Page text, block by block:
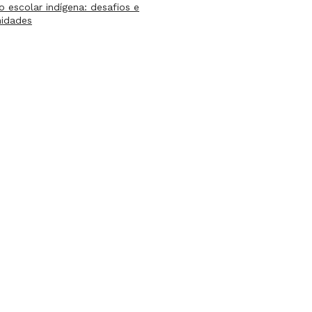
escolar indígena: desafios e